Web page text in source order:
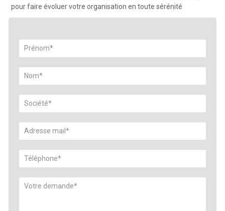
pour faire évoluer votre organisation en toute sérénité